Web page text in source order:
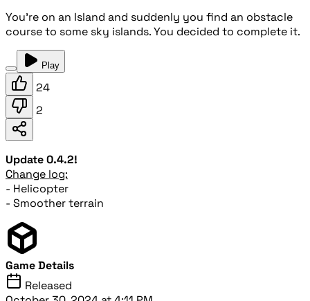
You're on an Island and suddenly you find an obstacle
course to some sky islands. You decided to complete it.
Play
24
2
Update 0.4.2!
Change log:
- Helicopter
- Smoother terrain
Game Details
Released